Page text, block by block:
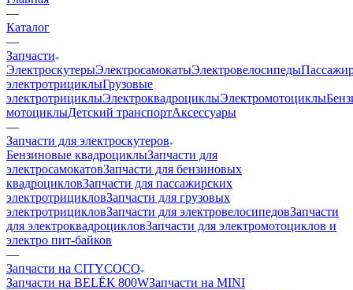
—
Каталог
—
Запчасти
ЭлектроскутерыЭлектросамокатыЭлектровелосипеды
электротрициклыГрузовые
электротрициклыЭлектроквадроциклыЭлектромотоциклы
мотоциклыДетский транспортАксессуары
—
Запчасти для электроскутеров
Бензиновые квадроциклыЗапчасти для
электросамокатовЗапчасти для бензиновых
квадроцикловЗапчасти для пассажирских
электротрицикловЗапчасти для грузовых
электротрицикловЗапчасти для электровелосипедовЗапчасти
для электроквадроцикловЗапчасти для электромотоциклов и
электро пит-байков
—
Запчасти на CITYCOCO
Запчасти на BELЁК 800WЗапчасти на MINI